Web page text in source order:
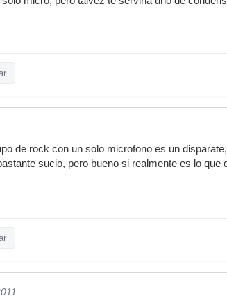
de rock con un solo microfono es un
sucio, pero bueno si realmente es lo